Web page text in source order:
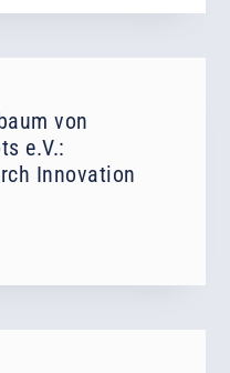
von
e.V.:
Innovation